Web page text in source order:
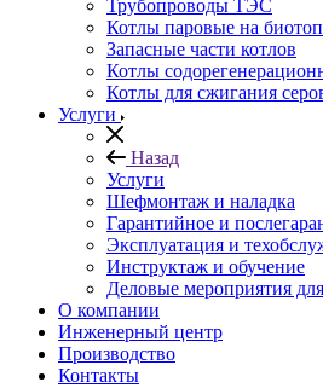
Трубопроводы ТЭС
Котлы паровые на
Запасные части котлов
Котлы
Котлы для сжигания
Услуги
Назад
Услуги
Шефмонтаж и наладка
Гарантийное и
Эксплуатация и
Инструктаж и обучение
Деловые мероприятия для
О компании
Инженерный центр
Производство
Контакты